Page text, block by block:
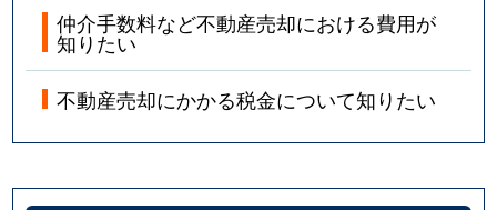
仲介手数料など不動産売却における費用が
知りたい
不動産売却にかかる税金について知りたい